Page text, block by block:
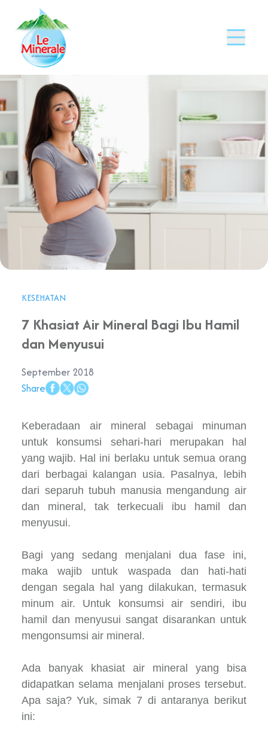
KESEHATAN
7 Khasiat Air Mineral Bagi Ibu Hamil
dan Menyusui
September 2018
Share
Keberadaan air mineral sebagai minuman
untuk konsumsi sehari-hari merupakan hal
yang wajib. Hal ini berlaku untuk semua orang
dari berbagai kalangan usia. Pasalnya, lebih
dari separuh tubuh manusia mengandung air
dan mineral, tak terkecuali ibu hamil dan
menyusui.
Bagi yang sedang menjalani dua fase ini,
maka wajib untuk waspada dan hati-hati
dengan segala hal yang dilakukan, termasuk
minum air. Untuk konsumsi air sendiri, ibu
hamil dan menyusui sangat disarankan untuk
mengonsumsi air mineral.
Ada banyak khasiat air mineral yang bisa
didapatkan selama menjalani proses tersebut.
Apa saja? Yuk, simak 7 di antaranya berikut
ini: